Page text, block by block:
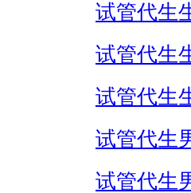
试管代生
试管代生
试管代生
试管代生
试管代生